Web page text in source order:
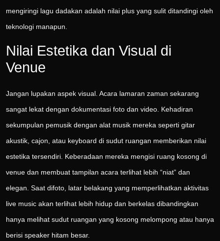
mengiringi lagu dadakan adalah nilai plus yang sulit ditandingi oleh
teknologi manapun.
Nilai Estetika dan Visual di
Venue
Jangan lupakan aspek visual. Acara lamaran zaman sekarang
sangat lekat dengan dokumentasi foto dan video. Kehadiran
sekumpulan pemusik dengan alat musik mereka seperti gitar
akustik, cajon, atau keyboard di sudut ruangan memberikan nilai
estetika tersendiri. Keberadaan mereka mengisi ruang kosong di
venue dan membuat tampilan acara terlihat lebih “niat” dan
elegan. Saat difoto, latar belakang yang memperlihatkan aktivitas
live music akan terlihat lebih hidup dan berkelas dibandingkan
hanya melihat sudut ruangan yang kosong melompong atau hanya
berisi speaker hitam besar.